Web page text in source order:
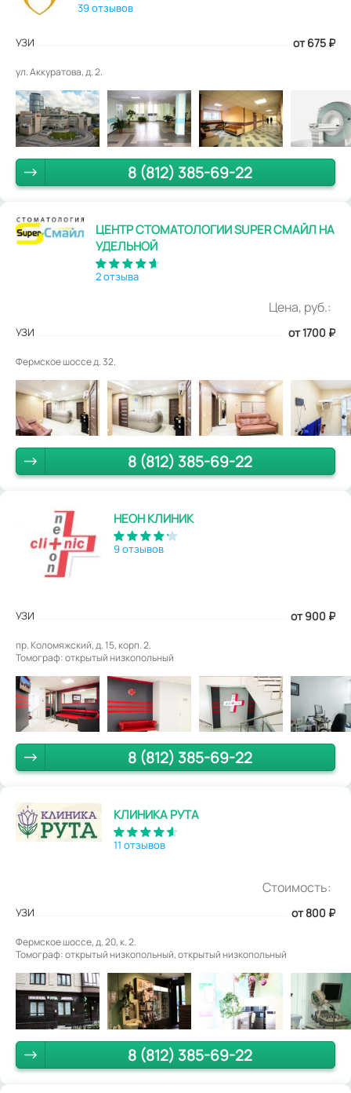
39 отзывов
УЗИ от 675 ₽
ул. Аккуратова, д. 2.
8 (812) 385-69-22
ЦЕНТР СТОМАТОЛОГИИ SUPER СМАЙЛ НА
УДЕЛЬНОЙ
2 отзыва
Цена, руб.:
УЗИ от 1700 ₽
Фермское шоссе д. 32.
8 (812) 385-69-22
НЕОН КЛИНИК
9 отзывов
УЗИ от 900 ₽
пр. Коломяжский, д. 15, корп. 2.
Томограф: открытый низкопольный
8 (812) 385-69-22
КЛИНИКА РУТА
11 отзывов
Стоимость:
УЗИ от 800 ₽
Фермское шоссе, д. 20, к. 2.
Томограф: открытый низкопольный, открытый низкопольный
8 (812) 385-69-22